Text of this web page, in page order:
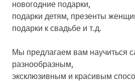
новогодние подарки,
подарки детям, презенты
подарки к свадьбе и т.д.
Мы предлагаем вам научиться
разнообразным,
эксклюзивным и красивым